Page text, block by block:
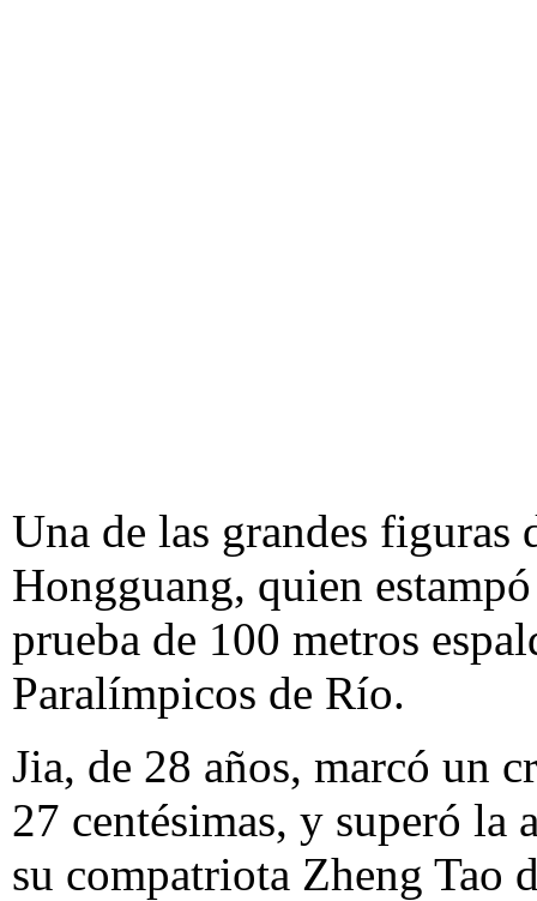
Una de las grandes
Hongguang, quien
prueba de 100 metros
Paralímpicos de Río.
Jia, de 28 años, marcó un
27 centésimas, y superó la
su compatriota Zheng Tao